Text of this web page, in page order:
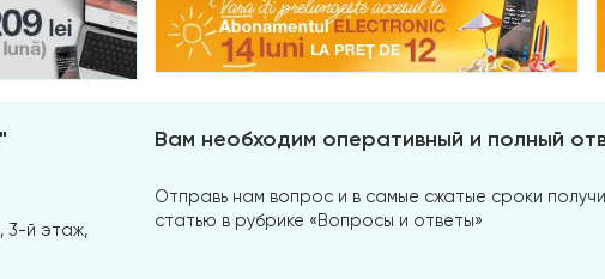
3-й этаж,
Вам необходим оперативный и полный
Отправь нам вопрос и в самые сжатые сроки
статью в рубрике «Вопросы и ответы»